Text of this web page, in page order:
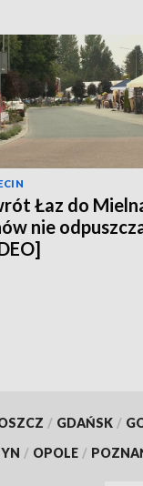
Łaz do
nie
/ GDAŃSK /
/ OPOLE /